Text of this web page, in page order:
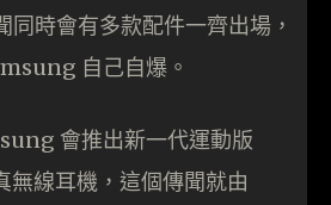
同時會有多款配件一齊出場，
自己自爆。
會推出新一代運動版
線耳機，這個傳聞就由